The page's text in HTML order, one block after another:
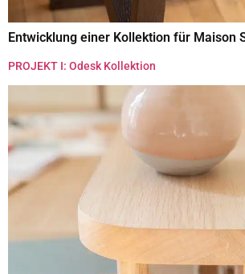
Entwicklung einer Kollektion für Maison
PROJEKT I: Odesk Kollektion